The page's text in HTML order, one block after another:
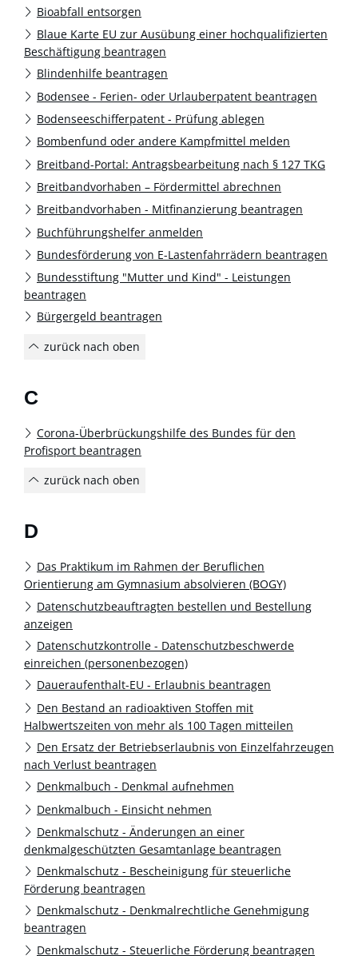
Bioabfall entsorgen
Blaue Karte EU zur Ausübung einer hochqualifizierten
Beschäftigung beantragen
Blindenhilfe beantragen
Bodensee - Ferien- oder Urlauberpatent beantragen
Bodenseeschifferpatent - Prüfung ablegen
Bombenfund oder andere Kampfmittel melden
Breitband-Portal: Antragsbearbeitung nach § 127 TKG
Breitbandvorhaben – Fördermittel abrechnen
Breitbandvorhaben - Mitfinanzierung beantragen
Buchführungshelfer anmelden
Bundesförderung von E-Lastenfahrrädern beantragen
Bundesstiftung "Mutter und Kind" - Leistungen
beantragen
Bürgergeld beantragen
zurück nach oben
C
Corona-Überbrückungshilfe des Bundes für den
Profisport beantragen
zurück nach oben
D
Das Praktikum im Rahmen der Beruflichen
Orientierung am Gymnasium absolvieren (BOGY)
Datenschutzbeauftragten bestellen und Bestellung
anzeigen
Datenschutzkontrolle - Datenschutzbeschwerde
einreichen (personenbezogen)
Daueraufenthalt-EU - Erlaubnis beantragen
Den Bestand an radioaktiven Stoffen mit
Halbwertszeiten von mehr als 100 Tagen mitteilen
Den Ersatz der Betriebserlaubnis von Einzelfahrzeugen
nach Verlust beantragen
Denkmalbuch - Denkmal aufnehmen
Denkmalbuch - Einsicht nehmen
Denkmalschutz - Änderungen an einer
denkmalgeschützten Gesamtanlage beantragen
Denkmalschutz - Bescheinigung für steuerliche
Förderung beantragen
Denkmalschutz - Denkmalrechtliche Genehmigung
beantragen
Denkmalschutz - Steuerliche Förderung beantragen